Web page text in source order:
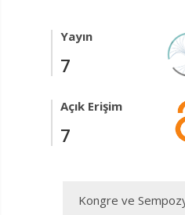
Yayın
7
Açık Erişim
7
Kongre ve